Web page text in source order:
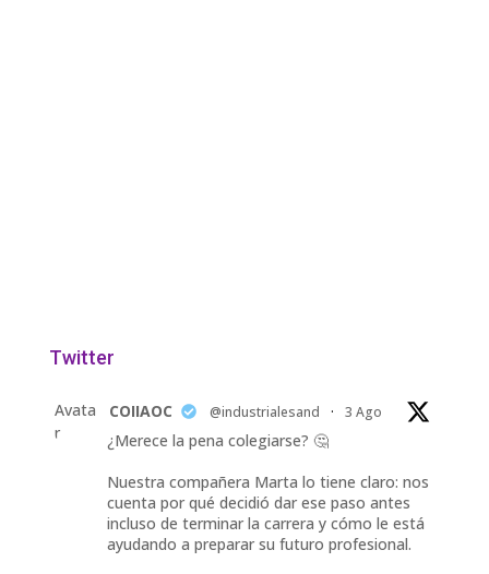
Twitter
Avata
r
COIIAOC @industrialesand · 3 Ago
¿Merece la pena colegiarse? 🤔
Nuestra compañera Marta lo tiene claro: nos
cuenta por qué decidió dar ese paso antes
incluso de terminar la carrera y cómo le está
ayudando a preparar su futuro profesional.